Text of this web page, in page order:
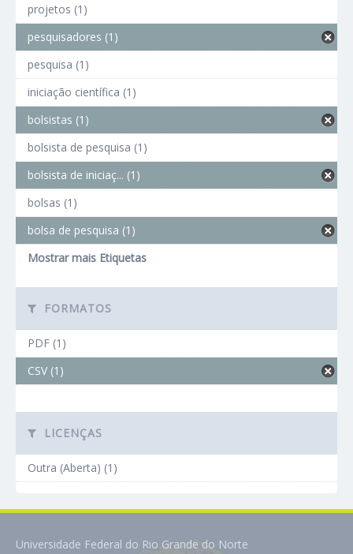
projetos (1)
pesquisadores (1)
pesquisa (1)
iniciação científica (1)
bolsistas (1)
bolsista de pesquisa (1)
bolsista de iniciaç... (1)
bolsas (1)
bolsa de pesquisa (1)
Mostrar mais Etiquetas
FORMATOS
PDF (1)
CSV (1)
LICENÇAS
Outra (Aberta) (1)
Universidade Federal do Rio Grande do Norte